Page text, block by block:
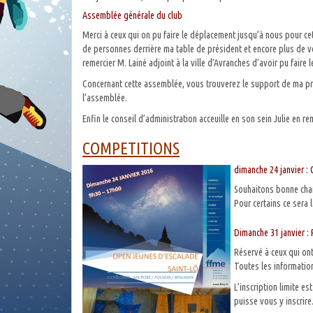
Assemblée générale du club
Merci à ceux qui on pu faire le déplacement jusqu’à nous pour
de personnes derrière ma table de président et encore plus de
remercier M. Lainé adjoint à la ville d’Avranches d’avoir pu faire
Concernant cette assemblée, vous trouverez le support de ma
l’assemblée.
Enfin le conseil d’administration acceuille en son sein Julie en
COMPETITIONS
dimanche 24 janvier :
Souhaitons bonne
Pour certains ce sera
Dimanche 31 janvier :
Réservé à ceux qui
Toutes les
L’inscription limite
puisse vous y inscrire.